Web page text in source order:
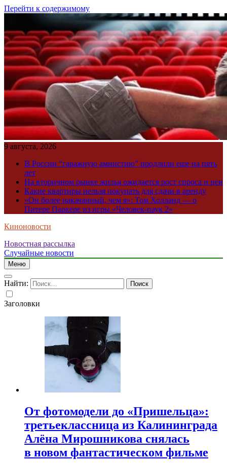
Перейти к содержимому
9 августа, 2026
В России “гаражную амнистию” продлили еще на пять
лет
На вторичном рынке жилья ожидается рост спроса и цен
Какие квартиры нельзя покупать для сдачи в аренду
«Он более накачанный, чем я»: Том Холланд — о
Питере Паркере из игры «Человек-паук 2»
Киноновости
Новостная рассылка
Случайные новости
Меню
Найти:
Заголовки
От фотомодели до «Пришельца»:
третьеклассница из Калининграда
Алёна Мирошникова снялась
в новом фантастическом фильме